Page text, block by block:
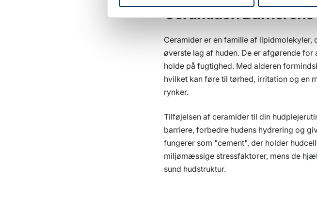
Ceramider:
Ceramider er en familie af
øverste lag af huden. De er afgørende
holde på fugtighed. Med alderen
hvilket kan føre til tørhed, irritation og en
rynker.
Tilføjelsen af ceramider til din
barriere, forbedre hudens hydrering og
fungerer som "cement", der holder
miljømæssige stressfaktorer, mens de
sund hudstruktur.